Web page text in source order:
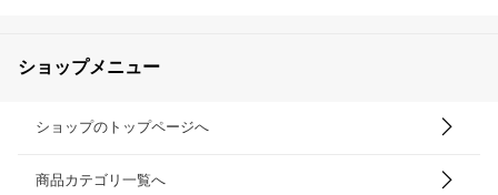
ショップメニュー
ショップのトップページへ
商品カテゴリ一覧へ